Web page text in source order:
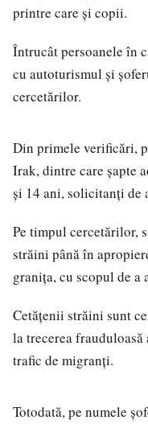
printre care și copii.
Întrucât persoanele în
cu autoturismul şi
cercetărilor.
Din primele verificări,
Irak, dintre care şapte
şi 14 ani, solicitanţi de
Pe timpul cercetărilor,
străini până în
granița, cu scopul de
Cetăţenii străini sunt
la trecerea
trafic de migranţi.
Totodată, pe numele